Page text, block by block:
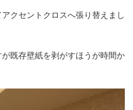
クセントクロスへ張り替えまし
既存壁紙を剥がすほうが時間か